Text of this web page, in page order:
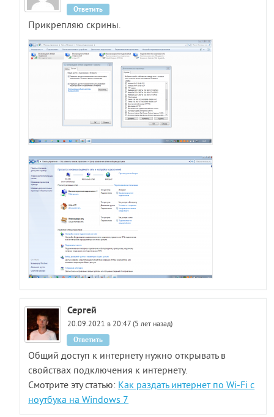
Прикрепляю скрины.
Ответить
Сергей
20.09.2021 в 20:47 (5 лет назад)
Общий доступ к интернету нужно открывать в
свойствах подключения к интернету.
Смотрите эту статью: Как раздать интернет по Wi-Fi с
ноутбука на Windows 7
Ответить